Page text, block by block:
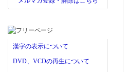
漢字の表示について
DVD、VCDの再生について